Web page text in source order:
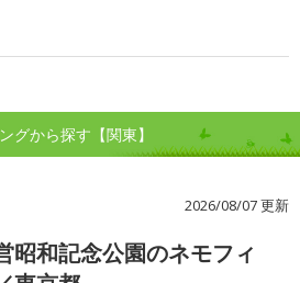
グから探す【関東】
2026/08/07 更新
昭和記念公園のネモフィ